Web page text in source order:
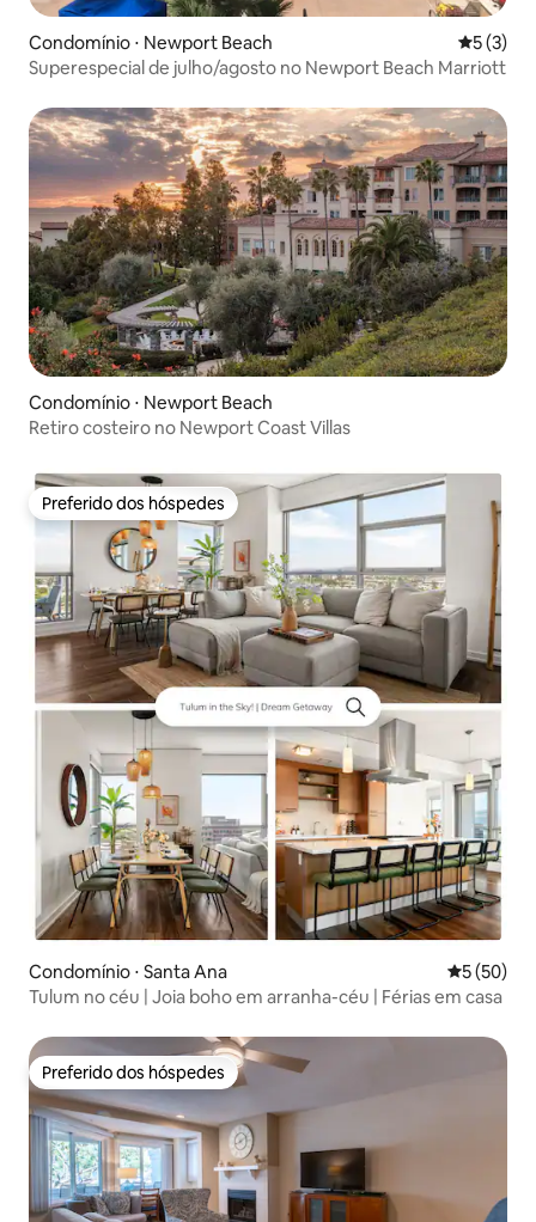
Condomínio ⋅ Newport Beach 5 de
5 (3)
Superespecial de julho/agosto no Newport Beach Marriott
Condomínio ⋅ Newport Beach
Retiro costeiro no Newport Coast Villas
Preferido dos hóspedes
Preferido dos hóspedes
Condomínio ⋅ Santa Ana 5 de uma
5 (50)
Tulum no céu | Joia boho em arranha-céu | Férias em casa
Preferido dos hóspedes
Preferido dos hóspedes